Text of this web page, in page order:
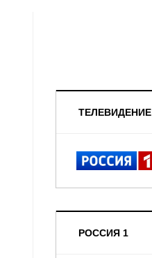
ТЕЛЕВИДЕНИЕ
РОССИЯ 1